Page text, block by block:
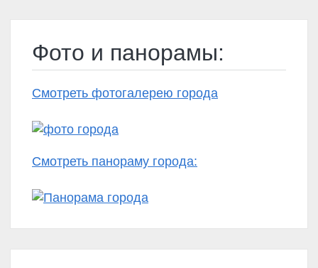
Фото и панорамы:
Смотреть фотогалерею города
Смотреть панораму города: